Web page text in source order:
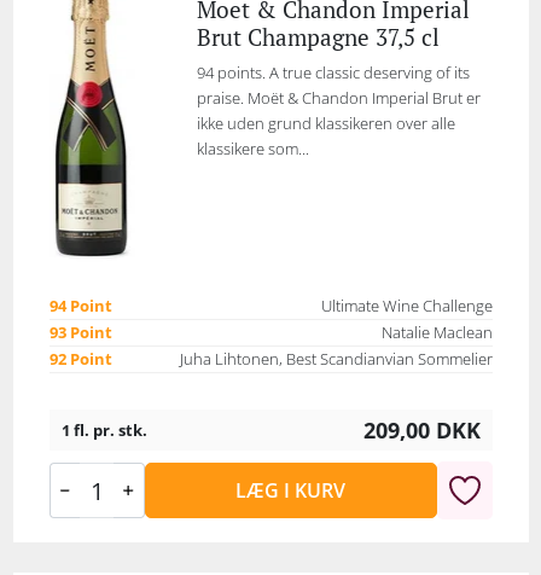
Moet & Chandon Imperial
Brut Champagne 37,5 cl
94 points. A true classic deserving of its
praise. Moët & Chandon Imperial Brut er
ikke uden grund klassikeren over alle
klassikere som...
94 Point
Ultimate Wine Challenge
93 Point
Natalie Maclean
92 Point
Juha Lihtonen, Best Scandianvian Sommelier
1 fl. pr. stk. 209,00 DKK
LÆG I KURV